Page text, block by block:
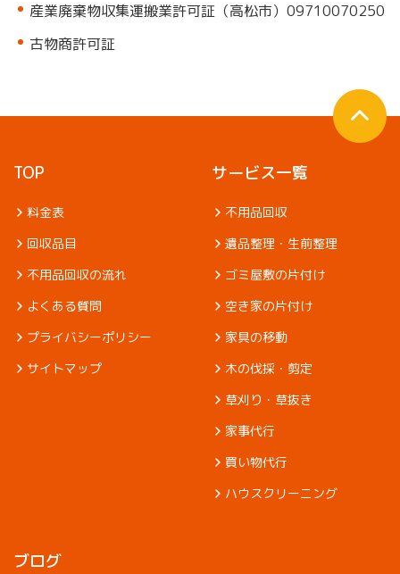
産業廃棄物収集運搬業許可証（高松市）09710070250
古物商許可証
TOP
料金表
回収品目
不用品回収の流れ
よくある質問
プライバシーポリシー
サイトマップ
サービス一覧
不用品回収
遺品整理・生前整理
ゴミ屋敷の片付け
空き家の片付け
家具の移動
木の伐採・剪定
草刈り・草抜き
家事代行
買い物代行
ハウスクリーニング
ブログ